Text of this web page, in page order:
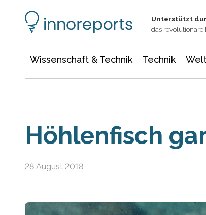
Unterstützt
das revolutionäre
Wissenschaft & Technik Technik
Höhlenfisch
28 August 2018